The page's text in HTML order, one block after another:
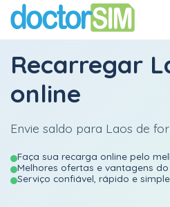
Recarregar
online
Envie saldo para Laos de
Faça sua recarga online pelo
Melhores ofertas e vantagens
Serviço confiável, rápido e